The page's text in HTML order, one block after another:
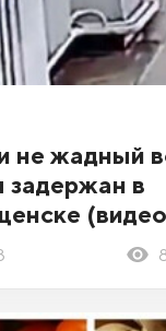
не жадный
задержан в